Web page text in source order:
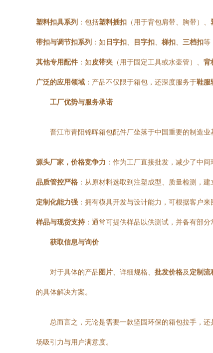
塑料扣具系列 ：包括塑料插扣 （用于背包肩带、胸带）、
带扣与调节扣系列 ：如 日字扣 目字扣 梯扣 三档扣等
其他专用配件 ：如皮带夹 （用于固定工具或水壶管）、 背
广泛的应用领域 ：产品不仅限于箱包，还深度服务于鞋服
工厂优势与服务承诺
晋江市青阳锦晖箱包配件厂坐落于中国重要的制造
源头厂家，价格竞争力 ：作为工厂直接批发，减少了中
品质管控严格 ：从原材料选取到注塑成型、质量检测，
定制化能力强 ：拥有模具开发与设计能力，可根据客户
样品与现货支持 ：通常可提供样品以供测试，并备有部
获取信息与询价
对于具体的产品图片 、详细规格、 批发价格及定制流
的具体解决方案。
总而言之，无论是需要一款坚固环保的箱包拉手，
场吸引力与用户满意度。